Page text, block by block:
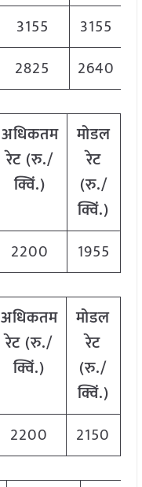
3155
3155
2825 2640
अधिकतम
रेट (रु./
क्विं.)
मोडल
रेट
(रु./
क्विं.)
2200 1955
अधिकतम
रेट (रु./
क्विं.)
मोडल
रेट
(रु./
क्विं.)
2200 2150